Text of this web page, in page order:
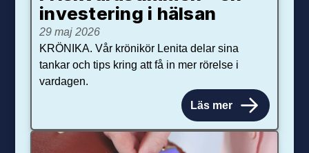
investering i hälsan
29 maj 2026
KRÖNIKA. Vår krönikör Lenita delar sina
tankar och tips kring att få in mer rörelse i
vardagen.
Läs mer